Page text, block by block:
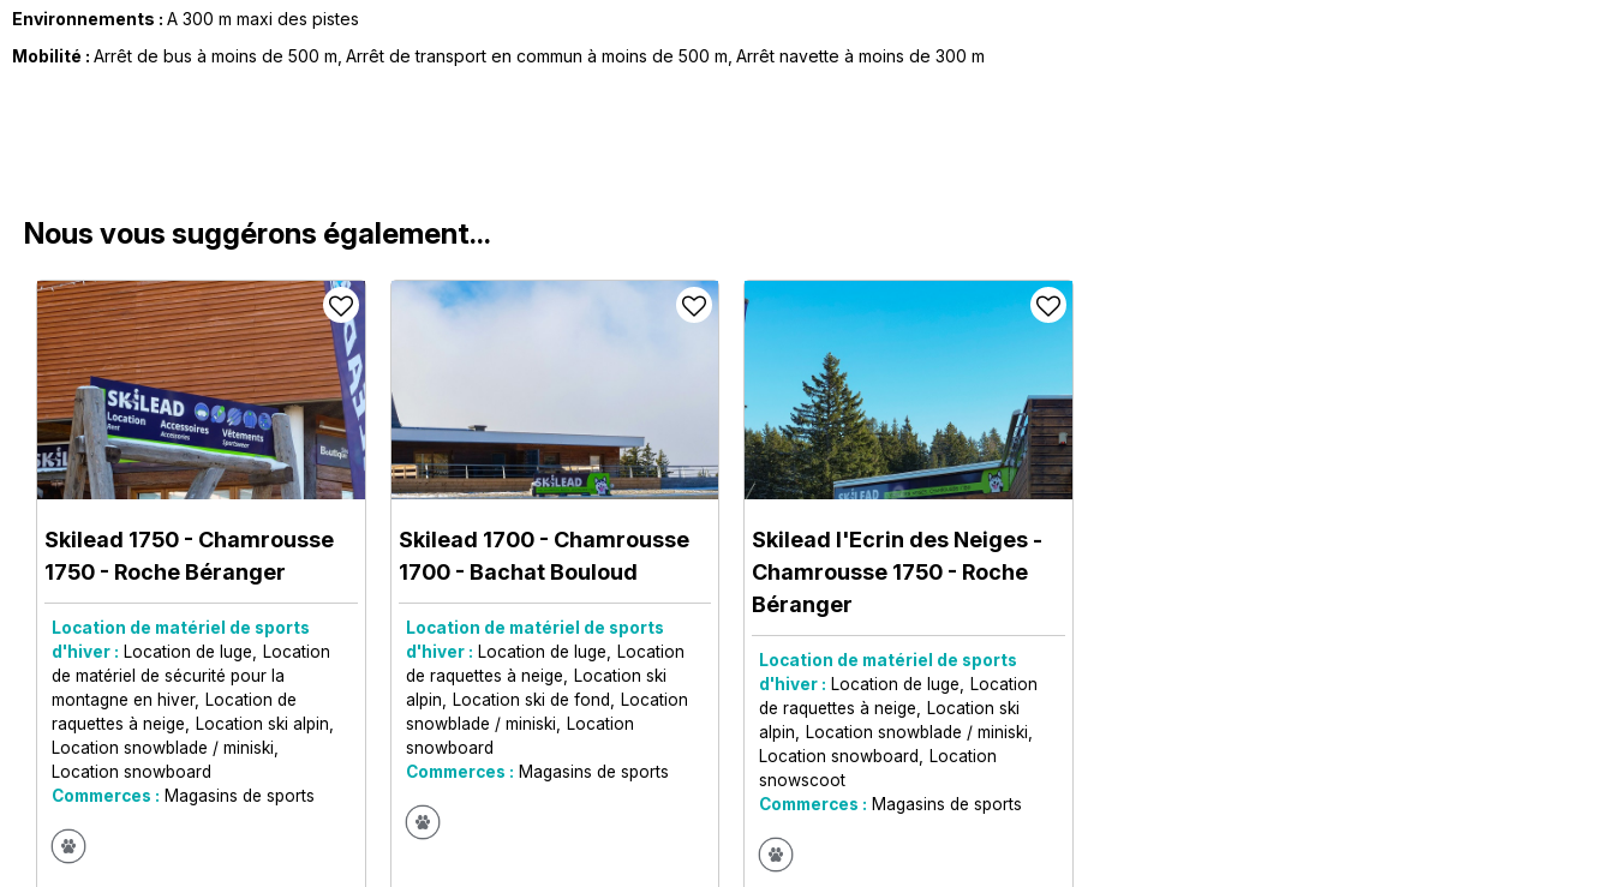
Environnements : A 300 m maxi des pistes
Mobilité : Arrêt de bus à moins de 500 m Arrêt de transport en commun à moins de 500 m Arrêt navette à moins de 300 m
Nous vous suggérons également...
Skilead 1750 - Chamrousse
1750 - Roche Béranger
Location de matériel de sports
d'hiver : Location de luge
Location
de matériel de sécurité pour la
montagne en hiver
Location de
raquettes à neige
Location ski alpin
Location snowblade / miniski
Location snowboard
Commerces : Magasins de sports
Skilead 1700- Chamrousse
1700 - Bachat Bouloud
Location de matériel de sports
d'hiver : Location de luge
Location
de raquettes à neige
Location ski
alpin
Location ski de fond
Location
snowblade / miniski
Location
snowboard
Commerces : Magasins de sports
Skilead l'Ecrin des Neiges -
Chamrousse 1750 - Roche
Béranger
Location de matériel de sports
d'hiver : Location de luge
Location
de raquettes à neige
Location ski
alpin
Location snowblade / miniski
Location snowboard
Location
snowscoot
Commerces : Magasins de sports